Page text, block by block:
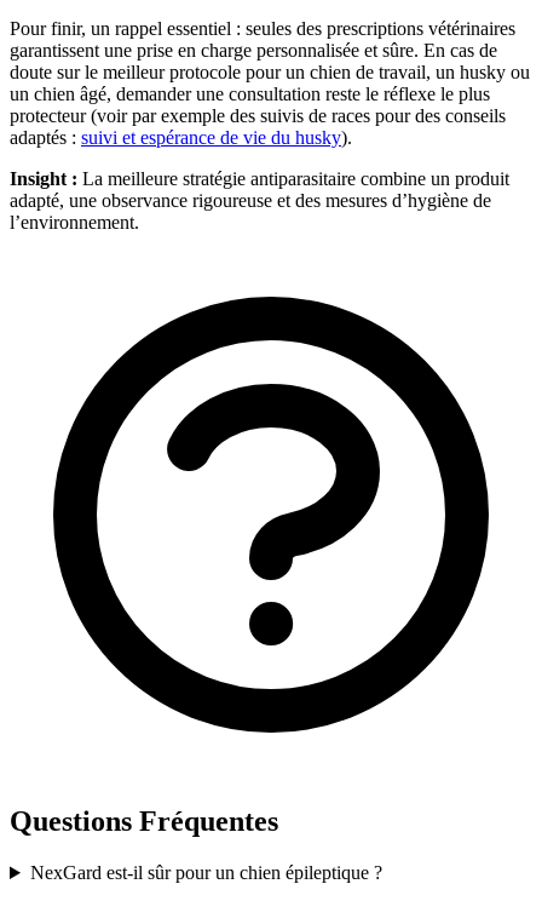
Pour finir, un rappel essentiel : seules des prescriptions vétérinaires
garantissent une prise en charge personnalisée et sûre. En cas de
doute sur le meilleur protocole pour un chien de travail, un husky ou
un chien âgé, demander une consultation reste le réflexe le plus
protecteur (voir par exemple des suivis de races pour des conseils
adaptés : suivi et espérance de vie du husky).
Insight : La meilleure stratégie antiparasitaire combine un produit
adapté, une observance rigoureuse et des mesures d’hygiène de
l’environnement.
Questions Fréquentes
NexGard est-il sûr pour un chien épileptique ?